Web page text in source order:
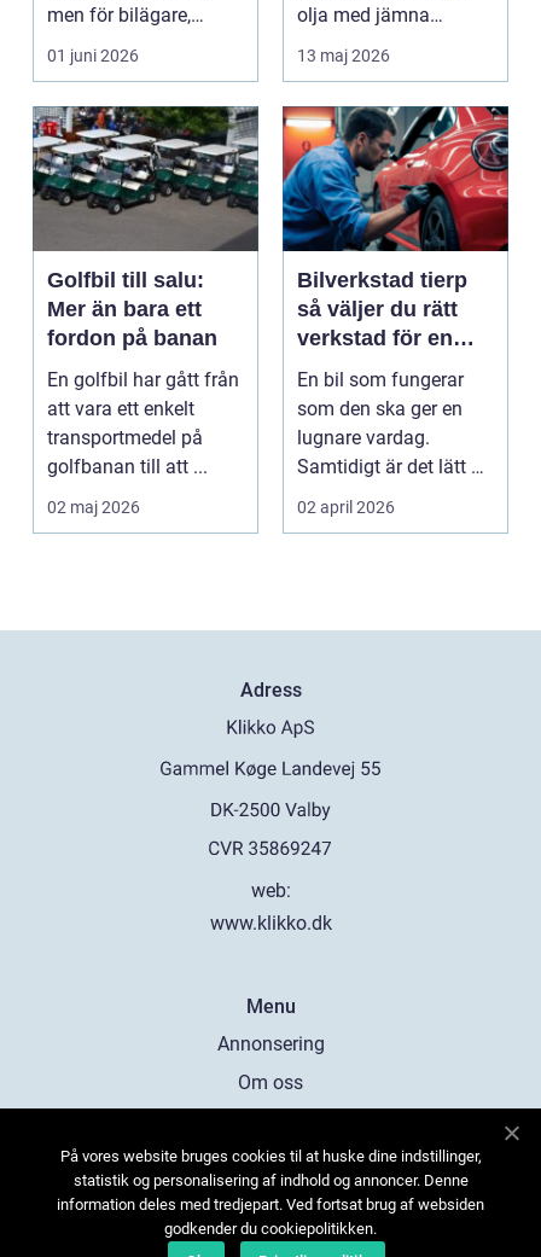
men för bilägare,
båtägare och
fastighetsförv...
01 juni 2026
olja med jämna
mellanrum. För många
biläga...
13 maj 2026
Golfbil till salu:
Mer än bara ett
fordon på banan
En golfbil har gått från
att vara ett enkelt
transportmedel på
golfbanan till att ...
02 maj 2026
Bilverkstad tierp
så väljer du rätt
verkstad för en
tryggare bilvardag
En bil som fungerar
som den ska ger en
lugnare vardag.
Samtidigt är det lätt att
skjuta upp service ...
02 april 2026
Adress
web:
www.klikko.dk
Menu
Annonsering
Om oss
Kontakta oss
Sitemap
På vores website bruges cookies til at huske dine indstillinger,
statistik og personalisering af indhold og annoncer. Denne
information deles med tredjepart. Ved fortsat brug af websiden
godkender du cookiepolitikken.